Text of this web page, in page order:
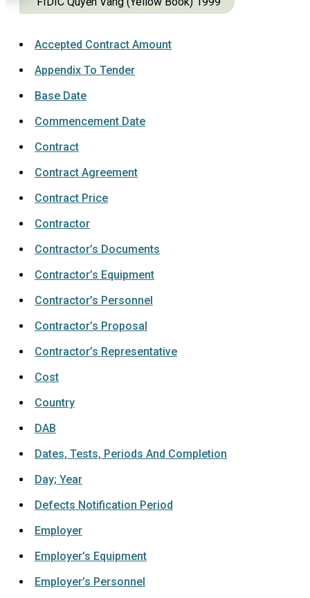
Accepted Contract Amount
Appendix To Tender
Base Date
Commencement Date
Contract
Contract Agreement
Contract Price
Contractor
Contractor’s Documents
Contractor’s Equipment
Contractor’s Personnel
Contractor’s Proposal
Contractor’s Representative
Cost
Country
DAB
Dates, Tests, Periods And Completion
Day; Year
Defects Notification Period
Employer
Employer’s Equipment
Employer’s Personnel